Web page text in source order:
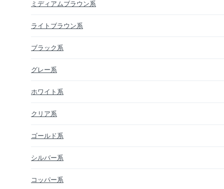
ミディアムブラウン系
ライトブラウン系
ブラック系
グレー系
ホワイト系
クリア系
ゴールド系
シルバー系
コッパー系